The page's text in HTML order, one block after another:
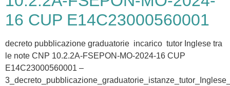
16 CUP E14C23000560001
decreto pubblicazione graduatorie incarico tutor Inglese tra
le note CNP 10.2.2A-FSEPON-MO-2024-16 CUP
E14C23000560001 –